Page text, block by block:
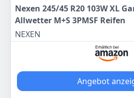
Nummer Ihres Fahrzeugs.
die Kompatibilität und geben
Werktages Rückmeldung!
Kompatibel mit: RENAULT
Passgenauigkeit prüfen: Bitte
Ihrer Fahrzeugdaten, ob dieses
vorhandene Einschränkungen/
Farbe Hersteller
Nexen 245/45 R20 103W XL
Allwetter M+S 3PMSF Reifen
NEXEN
Angebot